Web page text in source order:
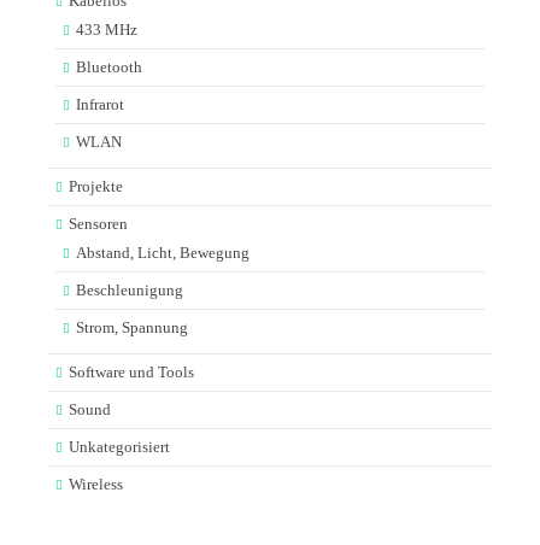
433 MHz
Bluetooth
Infrarot
WLAN
Projekte
Sensoren
Abstand, Licht, Bewegung
Beschleunigung
Strom, Spannung
Software und Tools
Sound
Unkategorisiert
Wireless